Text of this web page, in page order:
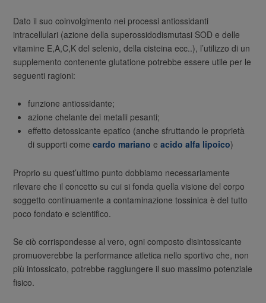
Dato il suo coinvolgimento nei processi antiossidanti
intracellulari (azione della superossidodismutasi SOD e delle
vitamine E,A,C,K del selenio, della cisteina ecc..), l’utilizzo di un
supplemento contenente glutatione potrebbe essere utile per le
seguenti ragioni:
funzione antiossidante;
azione chelante dei metalli pesanti;
effetto detossicante epatico (anche sfruttando le proprietà
di supporti comecardo mariano eacido alfa lipoico)
Proprio su quest’ultimo punto dobbiamo necessariamente
rilevare che il concetto su cui si fonda quella visione del corpo
soggetto continuamente a contaminazione tossinica è del tutto
poco fondato e scientifico.
Se ciò corrispondesse al vero, ogni composto disintossicante
promuoverebbe la performance atletica nello sportivo che, non
più intossicato, potrebbe raggiungere il suo massimo potenziale
fisico.